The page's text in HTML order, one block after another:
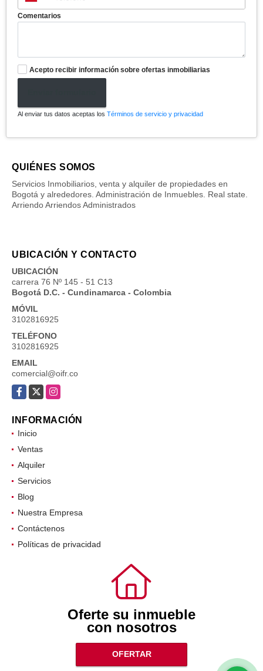
Comentarios
Acepto recibir información sobre ofertas inmobiliarias
Al enviar tus datos aceptas los Términos de servicio y privacidad
QUIÉNES SOMOS
Servicios Inmobiliarios, venta y alquiler de propiedades en
Bogotá y alrededores. Administración de Inmuebles. Real state.
Arriendo Arriendos Administrados
UBICACIÓN Y CONTACTO
UBICACIÓN
carrera 76 Nº 145 - 51 C13
Bogotá D.C. - Cundinamarca - Colombia
MÓVIL
3102816925
TELÉFONO
3102816925
EMAIL
comercial@oifr.co
Facebook
X Instagram
INFORMACIÓN
Inicio
Ventas
Alquiler
Servicios
Blog
Nuestra Empresa
Contáctenos
Políticas de privacidad
Oferte su inmueble
con nosotros
OFERTAR